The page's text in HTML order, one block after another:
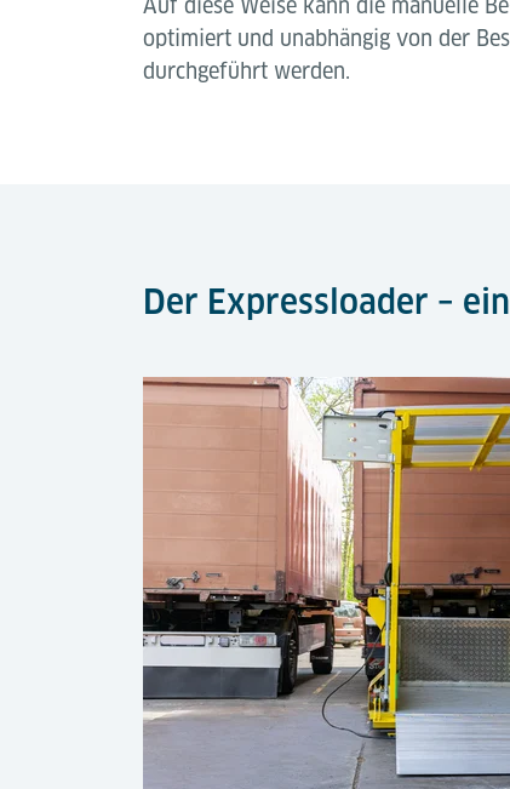
Auf diese Weise kann die manuelle
optimiert und unabhängig von der
durchgeführt werden.
Der Expressloader –